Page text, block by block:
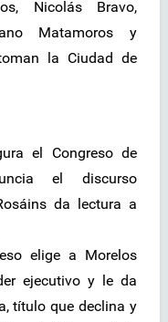
Nicolás Bravo,
Matamoros y
la Ciudad de
el Congreso de
el discurso
da lectura a
elige a Morelos
ejecutivo y le da
título que declina y